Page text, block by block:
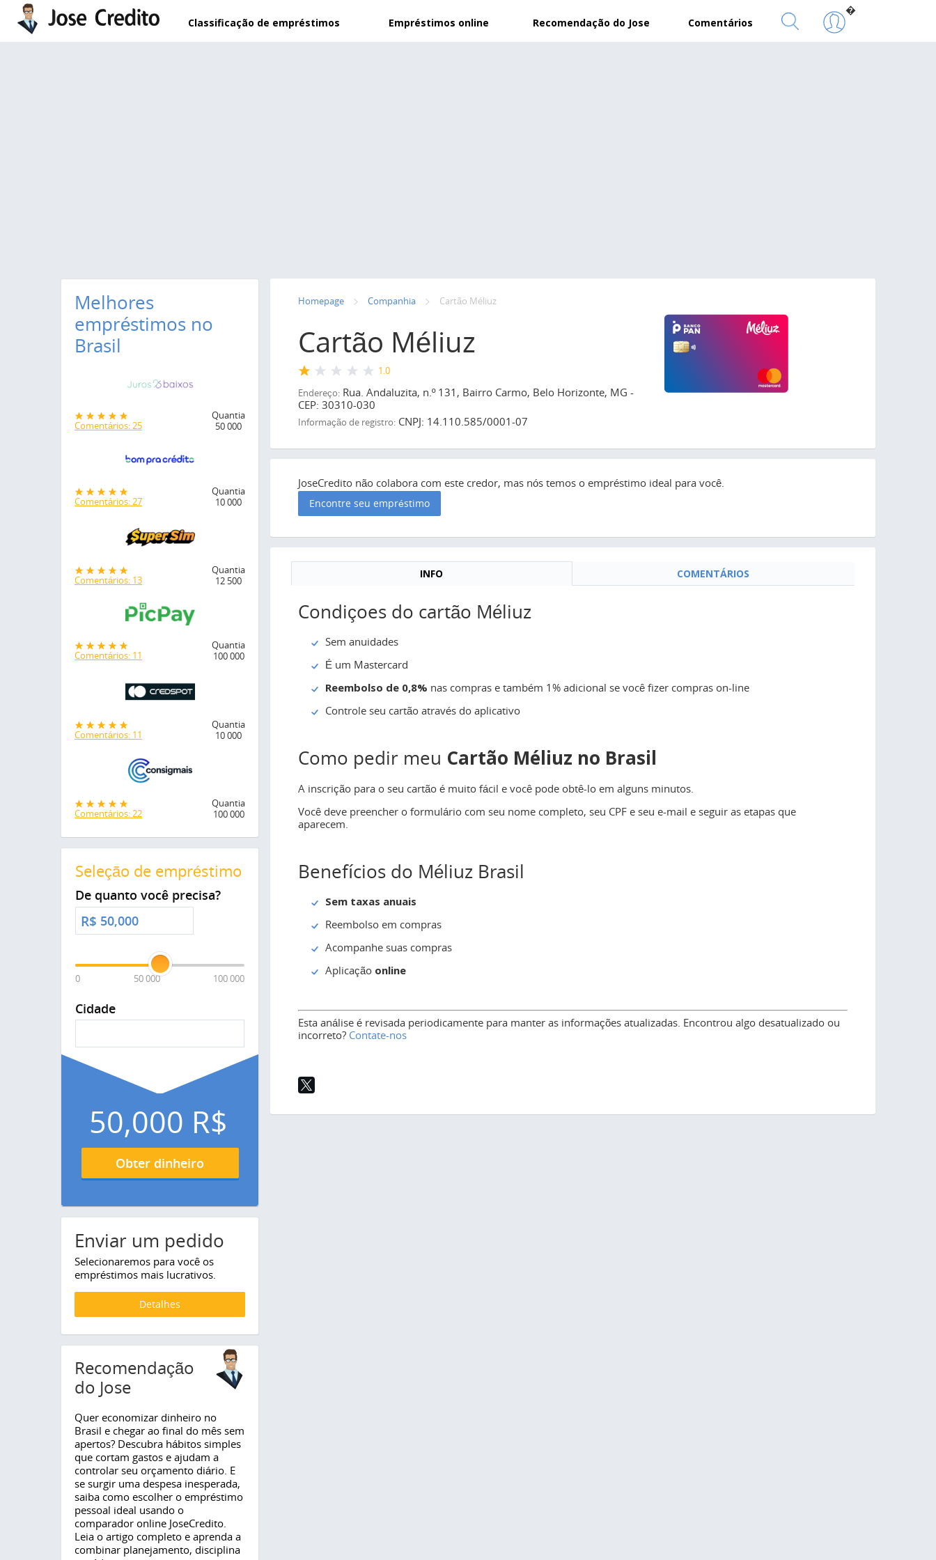
Pular para o conteúdo principal
Classificação de empréstimos Empréstimos online Recomendação do Jose Comentários
�
Homepage Сompanhia Cartão Méliuz
Cartão Méliuz
1.0
Endereço:Rua. Andaluzita, n.º 131, Bairro Carmo, Belo Horizonte, MG -
CEP: 30310-030
Informação de registro:CNPJ: 14.110.585/0001-07
JoseCredito não colabora com este credor, mas nós temos o empréstimo ideal para você.
Encontre seu empréstimo
INFO COMENTÁRIOS
Condiçoes do cartão Méliuz
Sem anuidades
É um Mastercard
Reembolso de 0,8% nas compras e também 1% adicional se você fizer compras on-line
Controle seu cartão através do aplicativo
Como pedir meu Cartão Méliuz no Brasil
A inscrição para o seu cartão é muito fácil e você pode obtê-lo em alguns minutos.
Você deve preencher o formulário com seu nome completo, seu CPF e seu e-mail e seguir as etapas que
aparecem.
Benefícios do Méliuz Brasil
Sem taxas anuais
Reembolso em compras
Acompanhe suas compras
Aplicação online
Esta análise é revisada periodicamente para manter as informações atualizadas. Encontrou algo desatualizado ou
incorreto? Contate-nos
Melhores
empréstimos no
Brasil
Comentários: 25
Quantia
50 000
Comentários: 27
Quantia
10 000
Comentários: 13
Quantia
12 500
Comentários: 11
Quantia
100 000
Comentários: 11
Quantia
10 000
Comentários: 22
Quantia
100 000
Seleção de empréstimo
De quanto você precisa?
R$
0 50 000 100 000
Cidade
50,000 R$
Obter dinheiro
Enviar um pedido
Selecionaremos para você os
empréstimos mais lucrativos.
Detalhes
Recomendação
do Jose
Quer economizar dinheiro no
Brasil e chegar ao final do mês sem
apertos? Descubra hábitos simples
que cortam gastos e ajudam a
controlar seu orçamento diário. E
se surgir uma despesa inesperada,
saiba como escolher o empréstimo
pessoal ideal usando o
comparador online JoseCredito.
Leia o artigo completo e aprenda a
combinar planejamento, disciplina